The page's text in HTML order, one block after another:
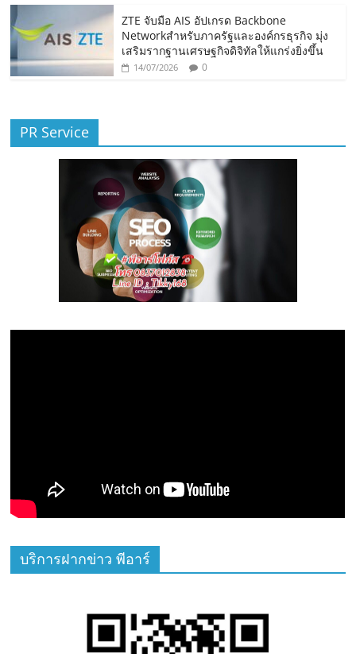
ZTE จับมือ AIS อัปเกรด Backbone
Networkสำหรับภาครัฐและองค์กรธุรกิจ มุ่ง
เสริมรากฐานเศรษฐกิจดิจิทัลให้แกร่งยิ่งขึ้น
14/07/2026 0
PR Service
บริการฝากข่าว พีอาร์